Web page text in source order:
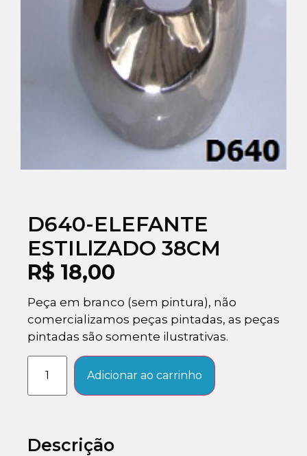
D640-ELEFANTE
ESTILlZADO 38CM
R$ 18,00
Peça em branco (sem pintura), não
comercializamos peças pintadas, as peças
pintadas são somente ilustrativas.
Adicionar ao carrinho
Descrição